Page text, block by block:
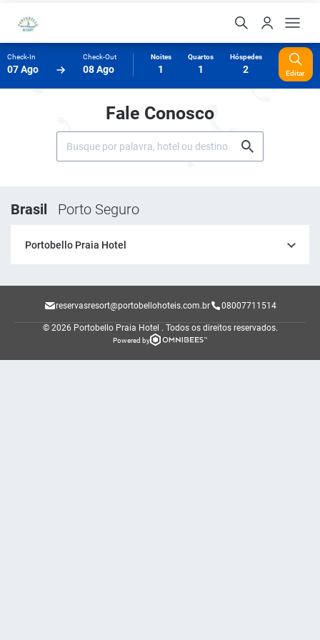
Check-In
07 Ago
Check-Out
08 Ago
Noites
1
Quartos
1
Hóspedes
2 Editar
Fale Conosco
Brasil Porto Seguro
Portobello Praia Hotel
reservasresort@portobellohoteis.com.br 08007711514
© 2026 Portobello Praia Hotel . Todos os direitos reservados.
Powered by